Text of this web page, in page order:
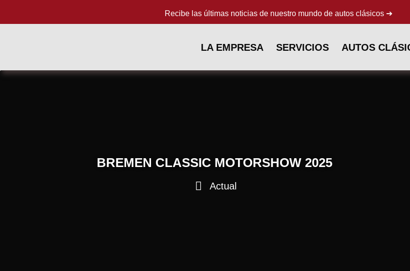
Recibe las últimas noticias de nuestro mundo de autos clásicos ➔
LA EMPRESA SERVICIOS AUTOS
BREMEN CLASSIC MOTORSHOW 2025
Actual